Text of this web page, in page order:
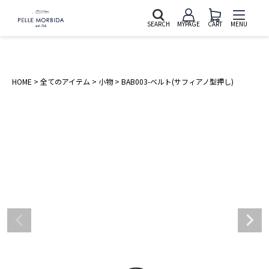
SEARCH MYPAGE CART MENU
HOME 全てのアイテム 小物 BAB003-ベルト(サフィアノ型押し)